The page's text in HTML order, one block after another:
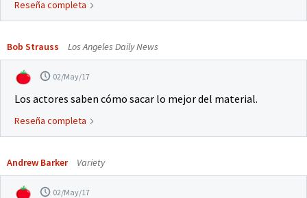
Reseña completa
Bob Strauss Los Angeles Daily News
02/May/17
Los actores saben cómo sacar lo mejor del material.
Reseña completa
Andrew Barker Variety
02/May/17